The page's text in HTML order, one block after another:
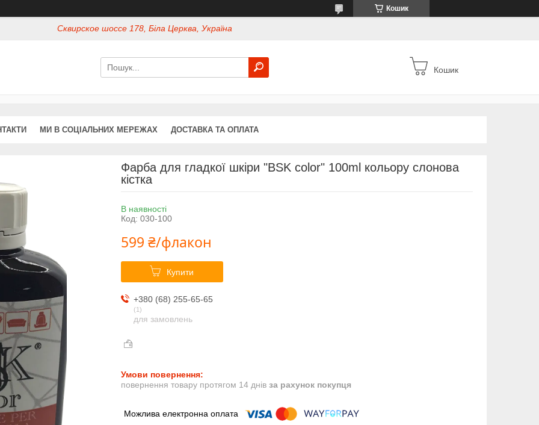
Кошик
Сквирское шоссе 178, Біла Церква, Україна
Кошик
МИ В СОЦІАЛЬНИХ МЕРЕЖАХ ДОСТАВКА ТА ОПЛАТА
Фарба для гладкої шкіри "BSK color" 100ml кольору слонова
кістка
В наявності
Код: 030-100
599 ₴/флакон
Купити
+380 (68) 255-65-65
1
для замовлень
повернення товару протягом 14 днів за рахунок покупця